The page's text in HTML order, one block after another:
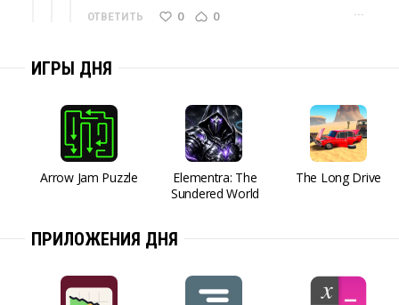
ОТВЕТИТЬ 0 0 ···
ИГРЫ ДНЯ
Arrow Jam Puzzle
Elementra: The
Sundered World
The Long Drive
ПРИЛОЖЕНИЯ ДНЯ